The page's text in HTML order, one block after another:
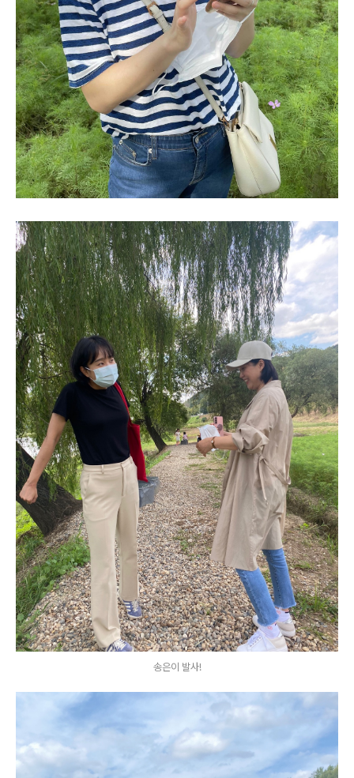
송은이 발사!